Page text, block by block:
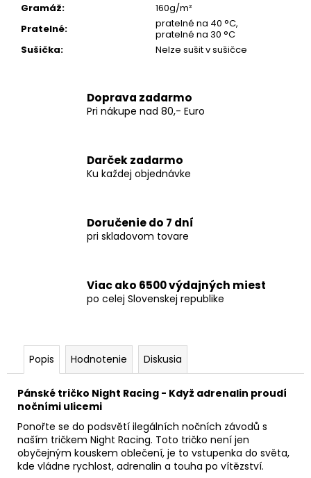
Gramáž:
160g/m²
Pratelné:
pratelné na 40 °C,
pratelné na 30 °C
Sušička: Nelze sušit v sušičce
Doprava zadarmo
Pri nákupe nad 80,- Euro
Darček zadarmo
Ku každej objednávke
Doručenie do 7 dní
pri skladovom tovare
Viac ako 6500 výdajných miest
po celej Slovenskej republike
Popis Hodnotenie Diskusia
Pánské tričko Night Racing - Když adrenalin proudí
nočními ulicemi
Ponořte se do podsvětí ilegálních nočních závodů s
naším tričkem Night Racing. Toto tričko není jen
obyčejným kouskem oblečení, je to vstupenka do světa,
kde vládne rychlost, adrenalin a touha po vítězství.
BRAZÍLIA
44,92
€